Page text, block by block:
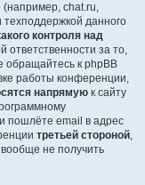
chat.ru,
техподдержкой данного
контроля над
ответственности за то,
обращайтесь к phpBB
работы конференции,
напрямую к сайту
пошлёте email в адрес
третьей стороной,
не получить